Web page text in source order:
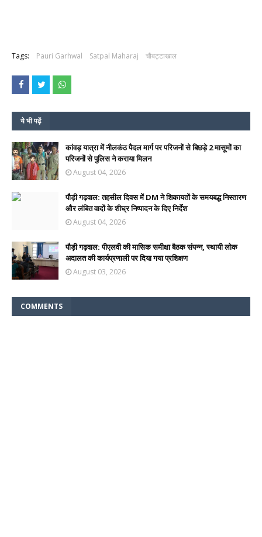
Tags: Pauri Garhwal Satpal Maharaj चौबट्टाखाल
ये भी पढ़ें
कांवड़ यात्रा में नीलकंठ पैदल मार्ग पर परिजनों से बिछड़े 2 मासूमों का
परिजनों से पुलिस ने कराया मिलन
August 04, 2026
पौड़ी गढ़वाल: तहसील दिवस में DM ने शिकायतों के समयबद्ध निस्तारण
और लंबित वादों के शीघ्र निष्पादन के दिए निर्देश
August 04, 2026
पौड़ी गढ़वाल: पीएलवी की मासिक समीक्षा बैठक संपन्न, स्थायी लोक
अदालत की कार्यप्रणाली पर दिया गया प्रशिक्षण
August 03, 2026
COMMENTS